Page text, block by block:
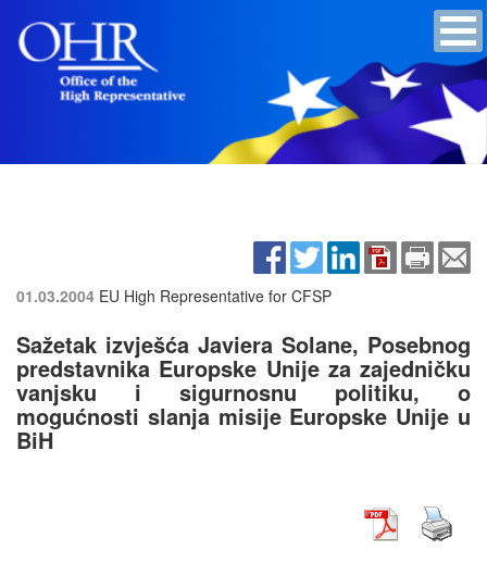
01.03.2004 EU High Representative for CFSP
Sažetak izvješća Javiera Solane, Posebnog
predstavnika Europske Unije za zajedničku
vanjsku i sigurnosnu politiku, o
mogućnosti slanja misije Europske Unije u
BiH